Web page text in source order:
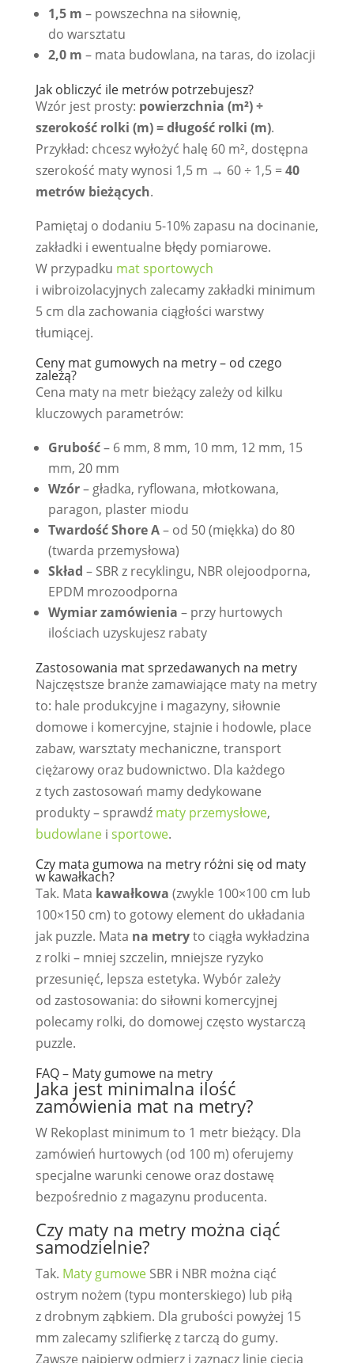
1,5 m – powszechna na siłownię,
do warsztatu
2,0 m – mata budowlana, na taras, do izolacji
Jak obliczyć ile metrów potrzebujesz?
Wzór jest prosty: powierzchnia (m²) ÷
szerokość rolki (m) = długość rolki (m).
Przykład: chcesz wyłożyć halę 60 m², dostępna
szerokość maty wynosi 1,5 m → 60 ÷ 1,5 =40
metrów bieżących.
Pamiętaj o dodaniu 5-10% zapasu na docinanie,
zakładki i ewentualne błędy pomiarowe.
W przypadku mat sportowych
i wibroizolacyjnych zalecamy zakładki minimum
5 cm dla zachowania ciągłości warstwy
tłumiącej.
Ceny mat gumowych na metry – od czego
zależą?
Cena maty na metr bieżący zależy od kilku
kluczowych parametrów:
Grubość– 6 mm, 8 mm, 10 mm, 12 mm, 15
mm, 20 mm
Wzór– gładka, ryflowana, młotkowana,
paragon, plaster miodu
Twardość Shore A– od 50 (miękka) do 80
(twarda przemysłowa)
Skład – SBR z recyklingu, NBR olejoodporna,
EPDM mrozoodporna
Wymiar zamówienia – przy hurtowych
ilościach uzyskujesz rabaty
Zastosowania mat sprzedawanych na metry
Najczęstsze branże zamawiające maty na metry
to: hale produkcyjne i magazyny, siłownie
domowe i komercyjne, stajnie i hodowle, place
zabaw, warsztaty mechaniczne, transport
ciężarowy oraz budownictwo. Dla każdego
z tych zastosowań mamy dedykowane
produkty – sprawdź maty przemysłowe,
budowlanei sportowe.
Czy mata gumowa na metry różni się od maty
w kawałkach?
Tak. Mata kawałkowa (zwykle 100×100 cm lub
100×150 cm) to gotowy element do układania
jak puzzle. Mata na metryto ciągła wykładzina
z rolki – mniej szczelin, mniejsze ryzyko
przesunięć, lepsza estetyka. Wybór zależy
od zastosowania: do siłowni komercyjnej
polecamy rolki, do domowej często wystarczą
puzzle.
FAQ – Maty gumowe na metry
Jaka jest minimalna ilość
zamówienia mat na metry?
W Rekoplast minimum to 1 metr bieżący. Dla
zamówień hurtowych (od 100 m) oferujemy
specjalne warunki cenowe oraz dostawę
bezpośrednio z magazynu producenta.
Czy maty na metry można ciąć
samodzielnie?
Tak. Maty gumoweSBR i NBR można ciąć
ostrym nożem (typu monterskiego) lub piłą
z drobnym ząbkiem. Dla grubości powyżej 15
mm zalecamy szlifierkę z tarczą do gumy.
Zawsze najpierw odmierz i zaznacz linię cięcia